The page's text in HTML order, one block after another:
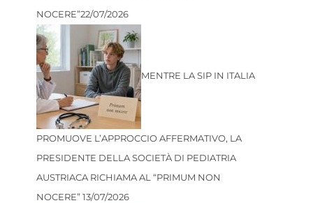
NOCERE”22/07/2026
MENTRE LA SIP IN ITALIA
PROMUOVE L’APPROCCIO AFFERMATIVO, LA
PRESIDENTE DELLA SOCIETÀ DI PEDIATRIA
AUSTRIACA RICHIAMA AL “PRIMUM NON
NOCERE”13/07/2026